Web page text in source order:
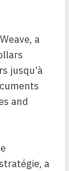
a
jusqu’à
and
a